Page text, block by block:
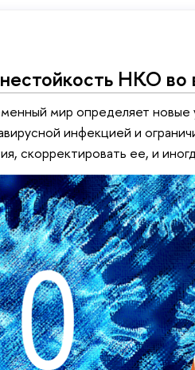
НКО во
мир определяет новые
инфекцией и
скорректировать ее, и